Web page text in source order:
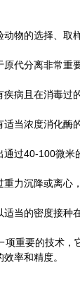
的选择、取样
分离非常重要
且在消毒过的
浓度消化酶的
40-100微米的
沉降或离心，
的密度接种在
要的技术，它
率和精度。